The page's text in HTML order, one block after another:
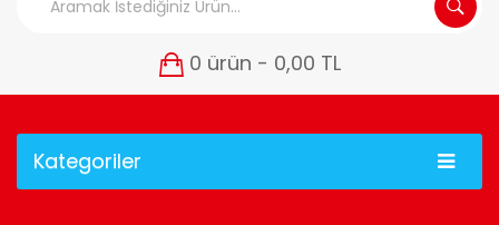
0 ürün - 0,00 TL
Kategoriler